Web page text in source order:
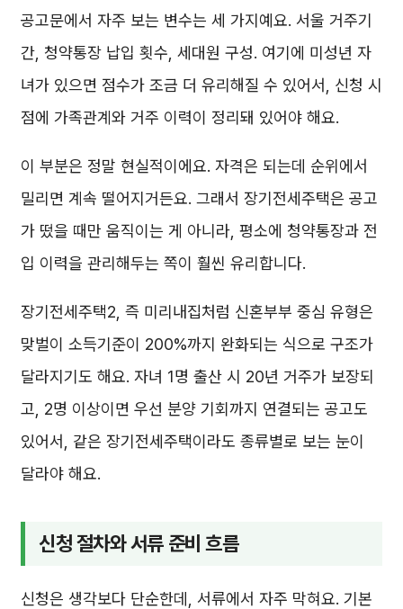
공고문에서 자주 보는 변수는 세 가지예요. 서울 거주기
간, 청약통장 납입 횟수, 세대원 구성. 여기에 미성년 자
녀가 있으면 점수가 조금 더 유리해질 수 있어서, 신청 시
점에 가족관계와 거주 이력이 정리돼 있어야 해요.
이 부분은 정말 현실적이에요. 자격은 되는데 순위에서
밀리면 계속 떨어지거든요. 그래서 장기전세주택은 공고
가 떴을 때만 움직이는 게 아니라, 평소에 청약통장과 전
입 이력을 관리해두는 쪽이 훨씬 유리합니다.
장기전세주택2, 즉 미리내집처럼 신혼부부 중심 유형은
맞벌이 소득기준이 200%까지 완화되는 식으로 구조가
달라지기도 해요. 자녀 1명 출산 시 20년 거주가 보장되
고, 2명 이상이면 우선 분양 기회까지 연결되는 공고도
있어서, 같은 장기전세주택이라도 종류별로 보는 눈이
달라야 해요.
신청 절차와 서류 준비 흐름
신청은 생각보다 단순한데, 서류에서 자주 막혀요. 기본